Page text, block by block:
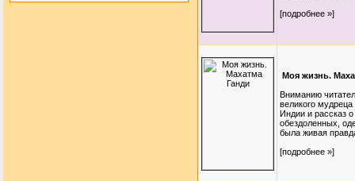
[подробнее »]
Моя жизнь.
Вниманию
великого
Индии и рассказ
обездоленных,
была живая
[подробнее »]